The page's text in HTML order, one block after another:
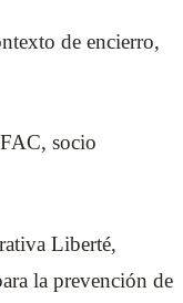
de encierro,
socio
Liberté,
la prevención de